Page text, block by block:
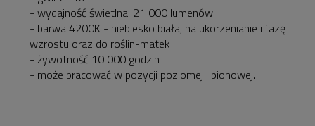
- wydajność świetlna: 21 000 lumenów
- barwa 4200K - niebiesko biała, na ukorzenianie i fazę
wzrostu oraz do roślin-matek
- żywotność 10 000 godzin
- może pracować w pozycji poziomej i pionowej.